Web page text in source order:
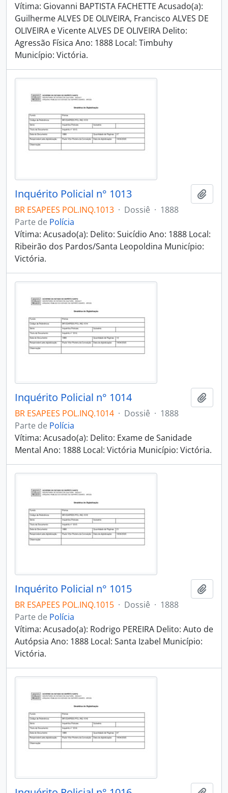
Vítima: Giovanni BAPTISTA FACHETTE Acusado(a):
Guilherme ALVES DE OLIVEIRA, Francisco ALVES DE
OLIVEIRA e Vicente ALVES DE OLIVEIRA Delito:
Agressão Física Ano: 1888 Local: Timbuhy
Município: Victória.
Inquérito Policial n° 1013
BR ESAPEES POL.INQ.1013 · Dossiê · 1888
Parte de Polícia
Vítima: Acusado(a): Delito: Suicídio Ano: 1888 Local:
Ribeirão dos Pardos/Santa Leopoldina Município:
Victória.
Inquérito Policial n° 1014
BR ESAPEES POL.INQ.1014 · Dossiê · 1888
Parte de Polícia
Vítima: Acusado(a): Delito: Exame de Sanidade
Mental Ano: 1888 Local: Victória Município: Victória.
Inquérito Policial n° 1015
BR ESAPEES POL.INQ.1015 · Dossiê · 1888
Parte de Polícia
Vítima: Acusado(a): Rodrigo PEREIRA Delito: Auto de
Autópsia Ano: 1888 Local: Santa Izabel Município:
Victória.